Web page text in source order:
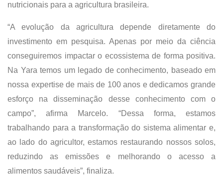
nutricionais para a agricultura brasileira.
“A evolução da agricultura depende diretamente do
investimento em pesquisa. Apenas por meio da ciência
conseguiremos impactar o ecossistema de forma positiva.
Na Yara temos um legado de conhecimento, baseado em
nossa expertise de mais de 100 anos e dedicamos grande
esforço na disseminação desse conhecimento com o
campo”, afirma Marcelo. “Dessa forma, estamos
trabalhando para a transformação do sistema alimentar e,
ao lado do agricultor, estamos restaurando nossos solos,
reduzindo as emissões e melhorando o acesso a
alimentos saudáveis”, finaliza.